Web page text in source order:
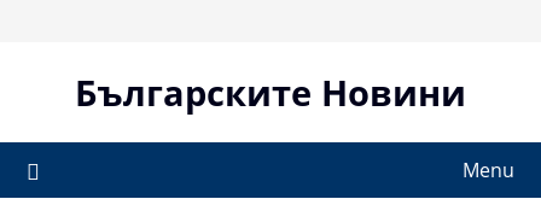
Българските Новини
Menu